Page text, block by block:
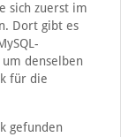
sich zuerst im
Dort gibt es
denselben
für die
gefunden